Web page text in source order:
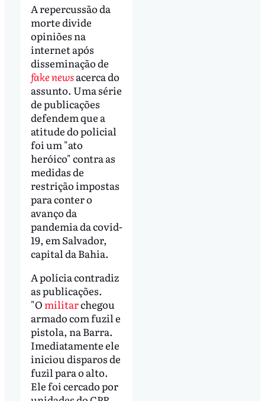
A repercussão da
morte divide
opiniões na
internet após
disseminação de
fake newsacerca do
assunto. Uma série
de publicações
defendem que a
atitude do policial
foi um "ato
heróico" contra as
medidas de
restrição impostas
para conter o
avanço da
pandemia da covid-
19, em Salvador,
capital da Bahia.
A polícia contradiz
as publicações.
"O militarchegou
armado com fuzil e
pistola, na Barra.
Imediatamente ele
iniciou disparos de
fuzil para o alto.
Ele foi cercado por